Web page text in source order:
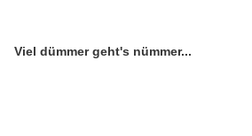
Viel dümmer geht's nümmer...